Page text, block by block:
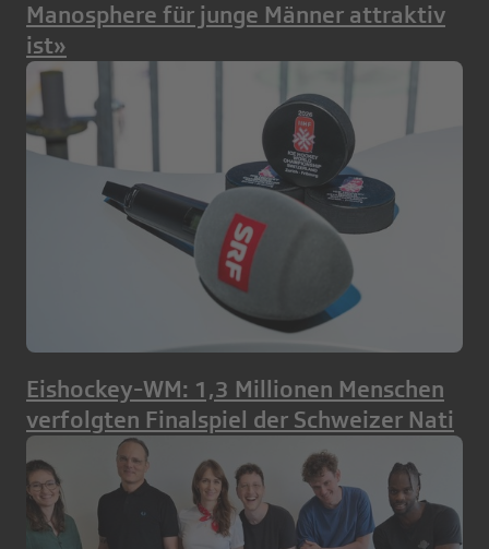
Manosphere für junge Männer attraktiv
ist»
Eishockey-WM: 1,3 Millionen Menschen
verfolgten Finalspiel der Schweizer Nati